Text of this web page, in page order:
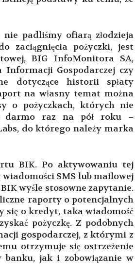
padliśmy ofiarą złodzieja
zaciągnięcia pożyczki, jest
BIG InfoMonitora SA,
Informacji Gospodarczej czy
dotyczące historii spłaty
na własny temat można
o pożyczkach, których nie
darmo raz na pół roku –
do którego należy marka
BIK. Po aktywowaniu tej
SMS lub mailowej
wyśle stosowne zapytanie.
raporty o potencjalnych
o kredyt, taka wiadomość
pożyczkę. Z podobnych
gospodarczej, z którymi z
otrzymuje się ostrzeżenie
banku, jak i zobowiązanie w